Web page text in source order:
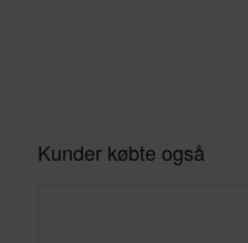
Kunder købte også